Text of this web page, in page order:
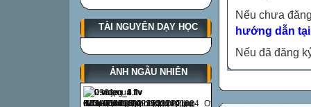
TÀI NGUYÊN DẠY HỌC
ẢNH NGẪU NHIÊN
Nếu chưa
hướng dẫn
Nếu đã đăng